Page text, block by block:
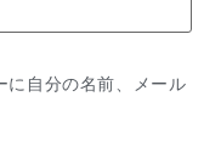
に自分の名前、メール